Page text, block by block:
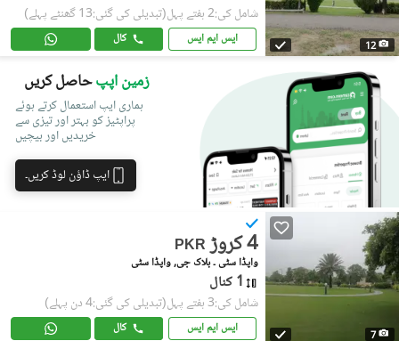
12
شامل کی:2 ہفتے پہل (تبدیلی کی گئی:13 گھنٹے پہلے)
ایس ایم ایس کال
زمین اپپحاصل کریں
ہماری ایپ استعمال کرتے ہوئے
پراپٹیز کو بہتر اور تیزی سے
خریدیں اور بیچیں
ایپ ڈاؤن لوڈ کریں۔
7
PKR 4 کروڑ
واپڈا سٹی ۔ بلاک جی, واپڈا سٹی
1 کنال
شامل کی:3 ہفتے پہل (تبدیلی کی گئی:4 دن پہلے)
ایس ایم ایس کال